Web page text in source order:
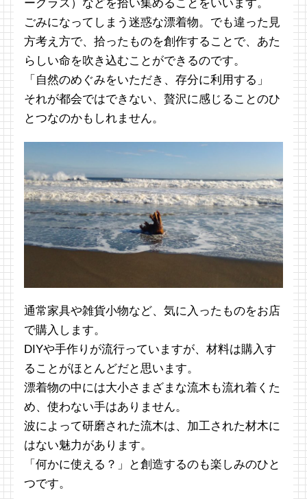
ーグラス）などを拾い集めることをいいます。
ごみになってしまう迷惑な漂着物。でも違った見
方考え方で、拾ったものを創作することで、あた
らしい命を吹き込むことができるのです。
「自然のめぐみをいただき、存分に利用する」
それが都会ではできない、贅沢に感じることのひ
とつなのかもしれません。
通常家具や雑貨小物など、気に入ったものをお店
で購入します。
DIYや手作りが流行っていますが、材料は購入す
ることがほとんどだと思います。
漂着物の中には大小さまざまな流木も流れ着くた
め、使わない手はありません。
波によって研磨された流木は、加工された材木に
はない魅力があります。
「何かに使える？」と創造するのも楽しみのひと
つです。